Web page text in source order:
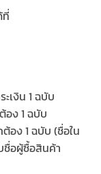
ที่
เงิน 1 ฉบับ
อง 1 ฉบับ
อง 1 ฉบับ (ชื่อใน
ชื่อผู้ซื้อสินค้า